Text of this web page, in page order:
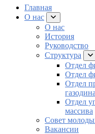
Главная
О нас
подменю
О нас
История
Руководство
Структура
Отдел
Отдел
Отдел
Отдел
массива
Совет
Вакансии